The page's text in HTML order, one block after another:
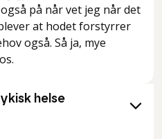
på når vet jeg når det
at hodet forstyrrer
også. Så ja, mye
helse